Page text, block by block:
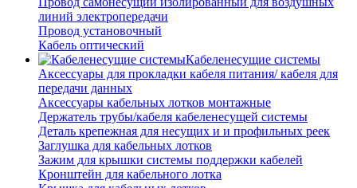
линий электропередачи
Провод установочный
Кабель оптический
Кабеленесущие системы
Аксессуары для прокладки кабеля питания/ кабеля для
передачи данных
Аксессуары кабельных лотков монтажные
Держатель трубы/кабеля кабеленесущей системы
Деталь крепежная для несущих и и профильных реек
Заглушка для кабельных лотков
Зажим для крышки системы поддержки кабелей
Кронштейн для кабельного лотка